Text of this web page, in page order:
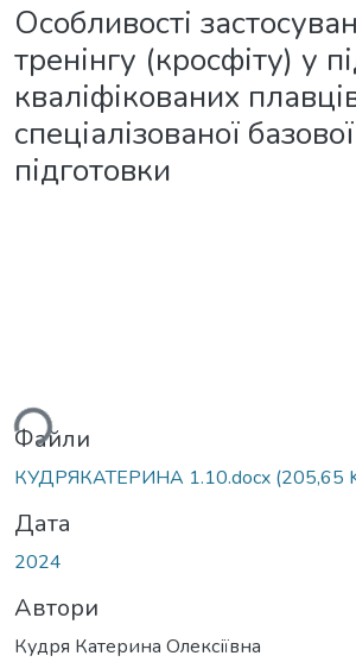
Особливості
тренінгу (кросфіту) у
кваліфікованих
спеціалізованої базової
підготовки
Файли
КУДРЯКАТЕРИНА 1.10.docx (205,65
Дата
2024
Автори
Кудря Катерина Олексіївна